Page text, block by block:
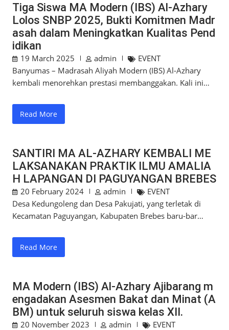
Tiga Siswa MA Modern (IBS) Al-Azhary
Lolos SNBP 2025, Bukti Komitmen Madr
asah dalam Meningkatkan Kualitas Pend
idikan
19 March 2025 admin
EVENT
Banyumas – Madrasah Aliyah Modern (IBS) Al-Azhary
kembali menorehkan prestasi membanggakan. Kali ini…
Read More
SANTIRI MA AL-AZHARY KEMBALI ME
LAKSANAKAN PRAKTIK ILMU AMALIA
H LAPANGAN DI PAGUYANGAN BREBES
20 February 2024 admin
EVENT
Desa Kedungoleng dan Desa Pakujati, yang terletak di
Kecamatan Paguyangan, Kabupaten Brebes baru-bar…
Read More
MA Modern (IBS) Al-Azhary Ajibarang m
engadakan Asesmen Bakat dan Minat (A
BM) untuk seluruh siswa kelas XII.
20 November 2023 admin
EVENT